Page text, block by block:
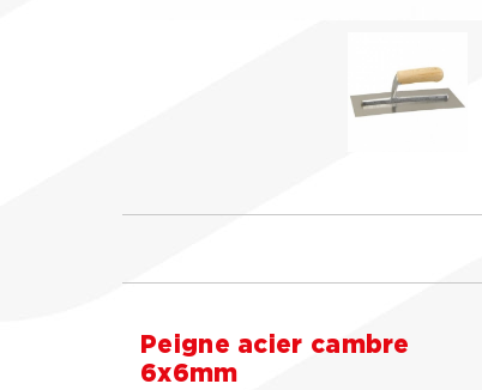
Peigne acier cambre
6x6mm